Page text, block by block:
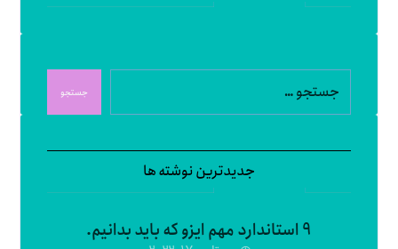
جستجو
جدیدترین نوشته ها
9 استاندارد مهم ایزو که باید بدانیم.